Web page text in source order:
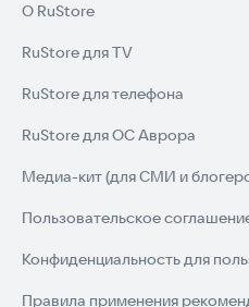
О RuStore
RuStore для TV
RuStore для телефона
RuStore для ОС Аврора
Медиа-кит (для СМИ и
Пользовательское
Конфиденциальность для
Правила применения